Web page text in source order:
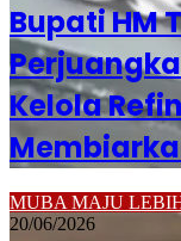
Bupati HM
Kelola
MUBA MAJU
20/06/2026